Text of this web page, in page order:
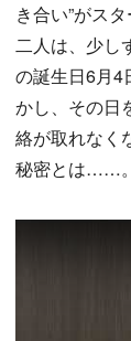
き合い”がス
二人は、少し
の誕生日6月4
かし、その日
絡が取れなく
秘密とは……。